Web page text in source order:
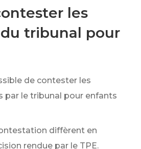
les
tribunal pour
de contester les
par le tribunal pour enfants
diffèrent en
rendue par le TPE.